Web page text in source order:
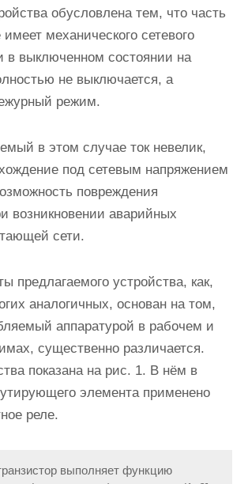
обусловлена тем, что часть
механического сетевого
в выключенном состоянии на
не выключается, а
режим.
в этом случае ток невелик,
под сетевым напряжением
повреждения
возникновении аварийных
сети.
предлагаемого устройства, как,
аналогичных, основан на том,
аппаратурой в рабочем и
существенно различается.
показана на рис. 1. В нём в
элемента применено
реле.
выполняет функцию